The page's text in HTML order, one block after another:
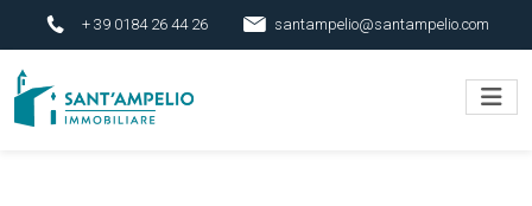
+ 39 0184 26 44 26 santampelio@santampelio.com